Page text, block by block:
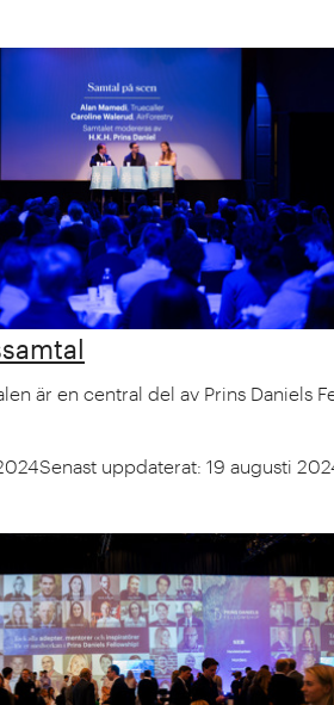
är en central del av Prins Daniels
Senast uppdaterat: 19 augusti